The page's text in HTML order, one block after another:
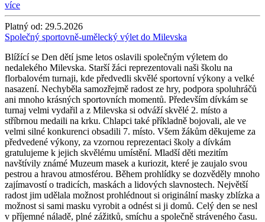
více
Platný od: 29.5.2026
Společný sportovně-umělecký výlet do Milevska
Blížící se Den dětí jsme letos oslavili společným výletem do
nedalekého Milevska. Starší žáci reprezentovali naši školu na
florbalovém turnaji, kde předvedli skvělé sportovní výkony a velké
nasazení. Nechyběla samozřejmě radost ze hry, podpora spoluhráčů
ani mnoho krásných sportovních momentů. Především dívkám se
turnaj velmi vydařil a z Milevska si odváží skvělé 2. místo a
stříbrnou medaili na krku. Chlapci také příkladně bojovali, ale ve
velmi silné konkurenci obsadili 7. místo. Všem žákům děkujeme za
předvedené výkony, za vzornou reprezentaci školy a dívkám
gratulujeme k jejich skvělému umístění. Mladší děti mezitím
navštívily známé Muzeum masek a kuriozit, které je zaujalo svou
pestrou a hravou atmosférou. Během prohlídky se dozvěděly mnoho
zajímavostí o tradicích, maskách a lidových slavnostech. Největší
radost jim udělala možnost prohlédnout si originální masky zblízka a
možnost si sami masku vyrobit a odnést si ji domů. Celý den se nesl
v příjemné náladě, plné zážitků, smíchu a společně stráveného času.